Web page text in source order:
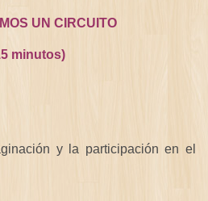
UN CIRCUITO
minutos)
y la participación en el